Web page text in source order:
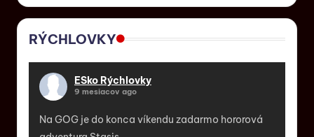
RÝCHLOVKY
ESko Rýchlovky
9 mesiacov ago
Na GOG je do konca víkendu zadarmo hororová